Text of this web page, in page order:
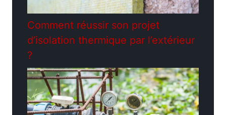
Comment réussir son projet
d’isolation thermique par l’extérieur
?